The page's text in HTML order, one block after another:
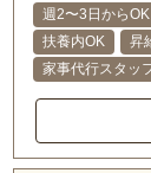
週2〜3日からOK
扶養内OK
昇
家事代行スタッ